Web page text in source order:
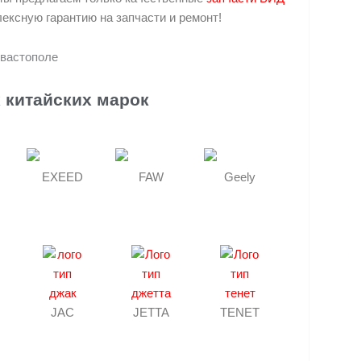
гарантию на запчасти и ремонт!
марок
EXEED FAW Geely
JAC JETTA TENET